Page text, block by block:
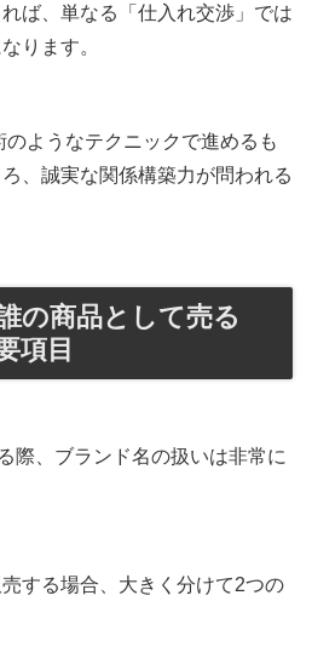
ば、単なる「仕入れ交渉」では
ります。
ようなテクニックで進めるも
、誠実な関係構築力が問われる
の商品として売る
項目
際、ブランド名の扱いは非常に
する場合、大きく分けて2つの